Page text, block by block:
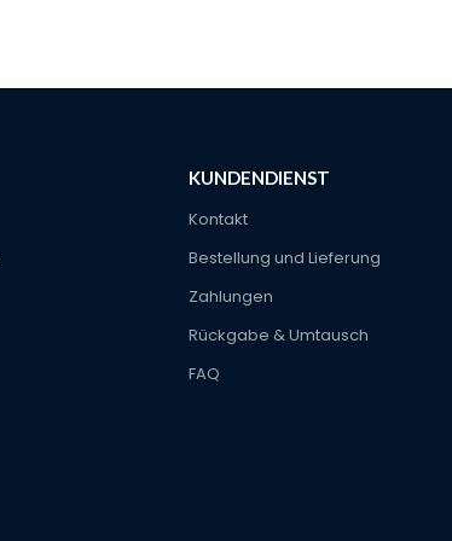
KUNDENDIENST
Kontakt
Bestellung und Lieferung
Zahlungen
Rückgabe & Umtausch
FAQ